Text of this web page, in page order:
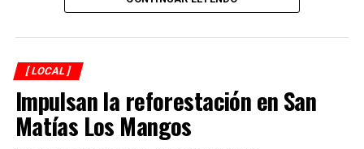
importante el plazo establecido en el contrato, cuya
fecha de terminación estaba prevista para el próximo 12
de septiembre. Reconoció que el municipio enfrenta
diversos rezagos en materia de infraestructura, aunque
aseguró que durante su administración se continuará
ejecutando obra pública en colonias y comunidades.
[ LOCAL ]
Impulsan la reforestación en San
Matías Los Mangos